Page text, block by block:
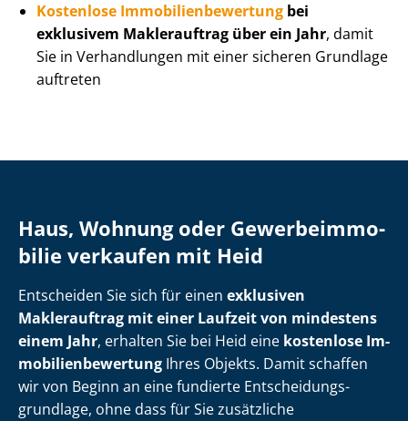
Kostenlose Im­mo­bi­li­en­be­wer­tung bei
exklusivem Maklerauftrag über ein Jahr, damit
Sie in Verhandlungen mit einer sicheren Grundlage
auftreten
Haus, Wohnung oder Ge­wer­be­im­mo­
bi­lie verkaufen mit Heid
Entscheiden Sie sich für einen exklusiven
Maklerauftrag mit einer Laufzeit von mindestens
einem Jahr, erhalten Sie bei Heid eine kostenlose Im­
mo­bi­li­en­be­wer­tung Ihres Objekts. Damit schaffen
wir von Beginn an eine fundierte Ent­schei­dungs­
grund­la­ge, ohne dass für Sie zusätzliche